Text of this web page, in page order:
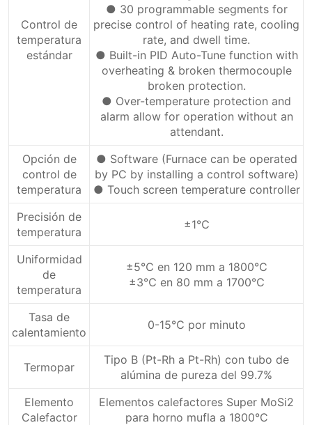
Control de
temperatura
estándar
● 30 programmable segments for
precise control of heating rate, cooling
rate, and dwell time.
● Built-in PID Auto-Tune function with
overheating & broken thermocouple
broken protection.
● Over-temperature protection and
alarm allow for operation without an
attendant.
Opción de
control de
temperatura
● Software (Furnace can be operated
by PC by installing a control software)
● Touch screen temperature controller
Precisión de
temperatura
±1℃
Uniformidad
de
temperatura
±5℃ en 120 mm a 1800℃
±3℃ en 80 mm a 1700℃
Tasa de
calentamiento
0-15℃ por minuto
Termopar
Tipo B (Pt-Rh a Pt-Rh) con tubo de
alúmina de pureza del 99.7%
Elemento
Calefactor
Elementos calefactores Super MoSi2
para horno mufla a 1800°C